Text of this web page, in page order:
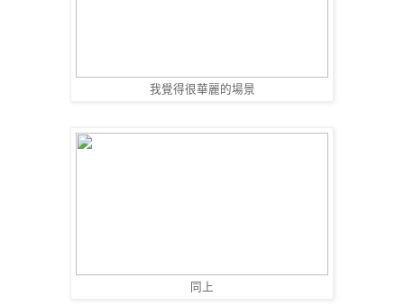
我覺得很華麗的場景
同上